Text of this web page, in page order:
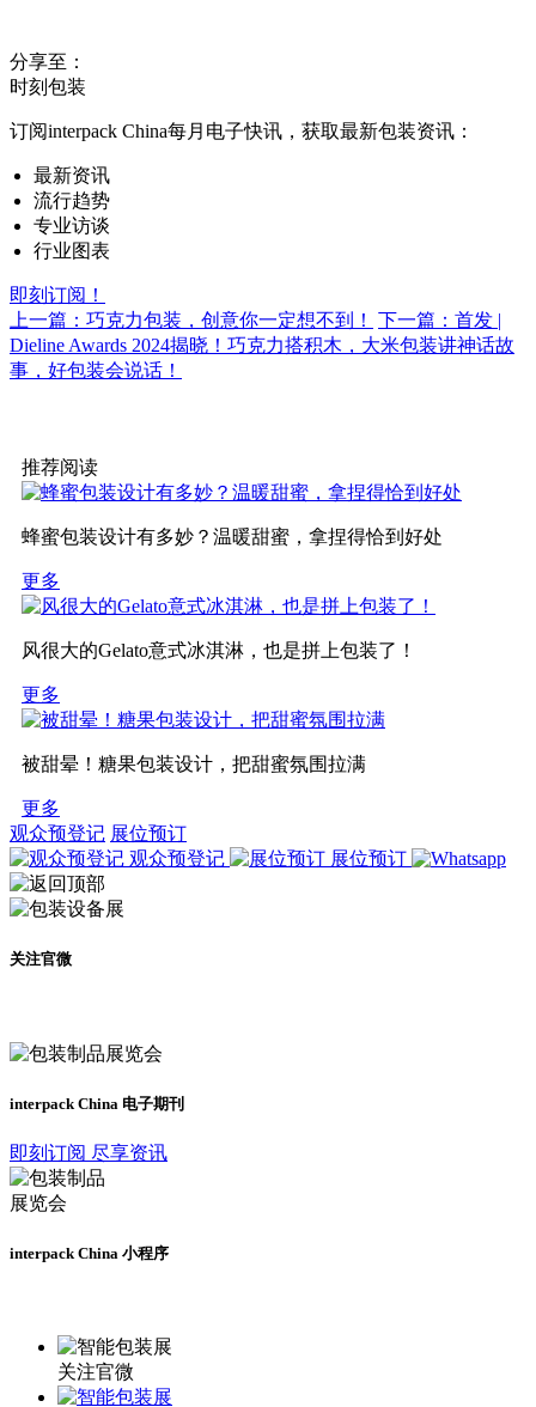
分享至：
时刻包装
订阅interpack China每月电子快讯，获取最新包装资讯：
最新资讯
流行趋势
专业访谈
行业图表
即刻订阅！
上一篇：​巧克力包装，创意你一定想不到！
下一篇：首发 |
Dieline Awards 2024揭晓！巧克力搭积木，大米包装讲神话故
事，好包装会说话！
推荐阅读
蜂蜜包装设计有多妙？温暖甜蜜，拿捏得恰到好处
更多
风很大的Gelato意式冰淇淋，也是拼上包装了！
更多
被甜晕！糖果包装设计，把甜蜜氛围拉满
更多
观众预登记 展位预订
观众预登记
展位预订
关注官微
interpack China 电子期刊
即刻订阅 尽享资讯
interpack China 小程序
关注官微